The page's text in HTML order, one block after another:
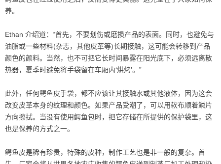
养。
Ethan 介绍道：“首先，不要划伤或磨损产品的表面。同时，也避免与
油脂或一些材料(杂志，其他皮革等)长期接触，这可能会转移到产品
颜色的颜料。当然，也不可把它长时间暴露在阳光底下，必须远离散
热器，夏季时避免将手袋留在车厢内‘烘烤’。”
此外，任何鳄鱼皮手袋，都不应该让其接触水或其他液体，因为这会
改变皮革本身的纹理和颜色。如果产品受潮了，可以用软布顺着鳞片
方向擦拭。当没有使用鳄鱼包时，把它存储在所提供的保护袋里，这
也是保养的方式之一。
鳄鱼皮是稀有珍贵，特殊的皮种，制作工艺也是非一般的复杂。首